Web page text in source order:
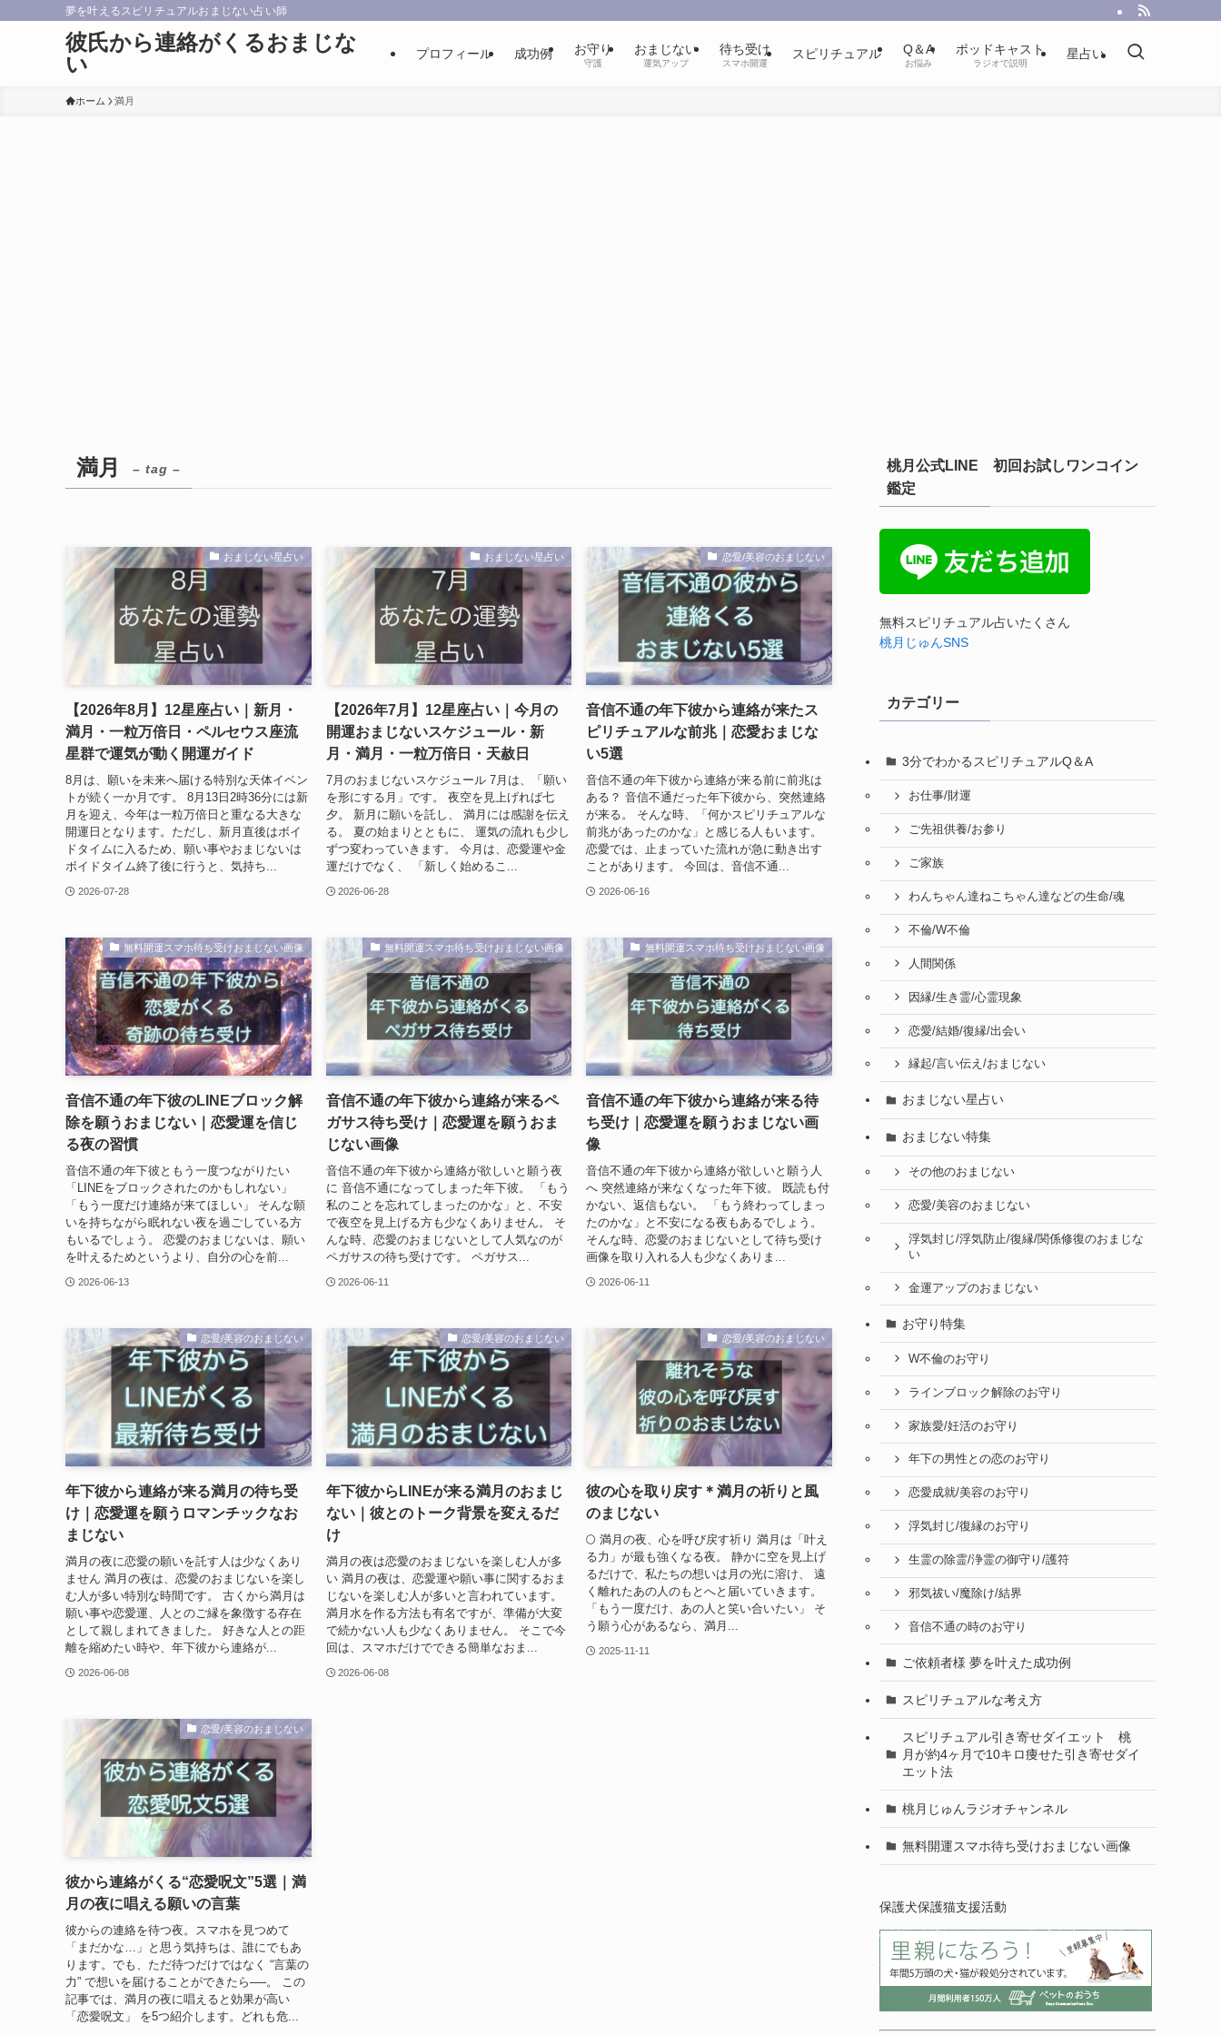
夢を叶えるスピリチュアルおまじない占い師
彼氏から連絡がくるおまじな
い
プロフィール 成功例 お守り
守護
おまじない
運気アップ
待ち受け
スマホ開運
スピリチュアル Q＆A
お悩み
ポッドキャスト
ラジオで説明
星占い
ホーム 満月
満月 – tag –
おまじない星占い
【2026年8月】12星座占い｜新月・
満月・一粒万倍日・ペルセウス座流
星群で運気が動く開運ガイド
8月は、願いを未来へ届ける特別な天体イベン
トが続く一か月です。 8月13日2時36分には新
月を迎え、今年は一粒万倍日と重なる大きな
開運日となります。ただし、新月直後はボイ
ドタイムに入るため、願い事やおまじないは
ボイドタイム終了後に行うと、気持ち...
2026-07-28
おまじない星占い
【2026年7月】12星座占い｜今月の
開運おまじないスケジュール・新
月・満月・一粒万倍日・天赦日
7月のおまじないスケジュール 7月は、「願い
を形にする月」です。 夜空を見上げれば七
夕。 新月に願いを託し、 満月には感謝を伝え
る。 夏の始まりとともに、 運気の流れも少し
ずつ変わっていきます。 今月は、恋愛運や金
運だけでなく、 「新しく始めるこ...
2026-06-28
恋愛/美容のおまじない
音信不通の年下彼から連絡が来たス
ピリチュアルな前兆｜恋愛おまじな
い5選
音信不通の年下彼から連絡が来る前に前兆は
ある？ 音信不通だった年下彼から、突然連絡
が来る。 そんな時、「何かスピリチュアルな
前兆があったのかな」と感じる人もいます。
恋愛では、止まっていた流れが急に動き出す
ことがあります。 今回は、音信不通...
2026-06-16
無料開運スマホ待ち受けおまじない画像
音信不通の年下彼のLINEブロック解
除を願うおまじない｜恋愛運を信じ
る夜の習慣
音信不通の年下彼ともう一度つながりたい
「LINEをブロックされたのかもしれない」
「もう一度だけ連絡が来てほしい」 そんな願
いを持ちながら眠れない夜を過ごしている方
もいるでしょう。 恋愛のおまじないは、願い
を叶えるためというより、自分の心を前...
2026-06-13
無料開運スマホ待ち受けおまじない画像
音信不通の年下彼から連絡が来るペ
ガサス待ち受け｜恋愛運を願うおま
じない画像
音信不通の年下彼から連絡が欲しいと願う夜
に 音信不通になってしまった年下彼。 「もう
私のことを忘れてしまったのかな」と、不安
で夜空を見上げる方も少なくありません。 そ
んな時、恋愛のおまじないとして人気なのが
ペガサスの待ち受けです。 ペガサス...
2026-06-11
無料開運スマホ待ち受けおまじない画像
音信不通の年下彼から連絡が来る待
ち受け｜恋愛運を願うおまじない画
像
音信不通の年下彼から連絡が欲しいと願う人
へ 突然連絡が来なくなった年下彼。 既読も付
かない、返信もない。 「もう終わってしまっ
たのかな」と不安になる夜もあるでしょう。
そんな時、恋愛のおまじないとして待ち受け
画像を取り入れる人も少なくありま...
2026-06-11
恋愛/美容のおまじない
年下彼から連絡が来る満月の待ち受
け｜恋愛運を願うロマンチックなお
まじない
満月の夜に恋愛の願いを託す人は少なくあり
ません 満月の夜は、恋愛のおまじないを楽し
む人が多い特別な時間です。 古くから満月は
願い事や恋愛運、人とのご縁を象徴する存在
として親しまれてきました。 好きな人との距
離を縮めたい時や、年下彼から連絡が...
2026-06-08
恋愛/美容のおまじない
年下彼からLINEが来る満月のおまじ
ない｜彼とのトーク背景を変えるだ
け
満月の夜は恋愛のおまじないを楽しむ人が多
い 満月の夜は、恋愛運や願い事に関するおま
じないを楽しむ人が多いと言われています。
満月水を作る方法も有名ですが、準備が大変
で続かない人も少なくありません。 そこで今
回は、スマホだけでできる簡単なおま...
2026-06-08
恋愛/美容のおまじない
彼の心を取り戻す＊満月の祈りと風
のまじない
🌕 満月の夜、心を呼び戻す祈り 満月は「叶え
る力」が最も強くなる夜。 静かに空を見上げ
るだけで、私たちの想いは月の光に溶け、 遠
く離れたあの人のもとへと届いていきます。
「もう一度だけ、あの人と笑い合いたい」 そ
う願う心があるなら、満月...
2025-11-11
恋愛/美容のおまじない
彼から連絡がくる“恋愛呪文”5選｜満
月の夜に唱える願いの言葉
彼からの連絡を待つ夜。スマホを見つめて
「まだかな…」と思う気持ちは、誰にでもあ
ります。でも、ただ待つだけではなく “言葉の
力” で想いを届けることができたら──。 この
記事では、満月の夜に唱えると効果が高い
「恋愛呪文」 を5つ紹介します。どれも危...
桃月公式LINE 初回お試しワンコイン
鑑定
無料スピリチュアル占いたくさん
桃月じゅんSNS
カテゴリー
3分でわかるスピリチュアルQ＆A
お仕事/財運
ご先祖供養/お参り
ご家族
わんちゃん達ねこちゃん達などの生命/魂
不倫/W不倫
人間関係
因縁/生き霊/心霊現象
恋愛/結婚/復縁/出会い
縁起/言い伝え/おまじない
おまじない星占い
おまじない特集
その他のおまじない
恋愛/美容のおまじない
浮気封じ/浮気防止/復縁/関係修復のおまじな
い
金運アップのおまじない
お守り特集
W不倫のお守り
ラインブロック解除のお守り
家族愛/妊活のお守り
年下の男性との恋のお守り
恋愛成就/美容のお守り
浮気封じ/復縁のお守り
生霊の除霊/浄霊の御守り/護符
邪気祓い/魔除け/結界
音信不通の時のお守り
ご依頼者様 夢を叶えた成功例
スピリチュアルな考え方
スピリチュアル引き寄せダイエット 桃
月が約4ヶ月で10キロ痩せた引き寄せダイ
エット法
桃月じゅんラジオチャンネル
無料開運スマホ待ち受けおまじない画像
保護犬保護猫支援活動